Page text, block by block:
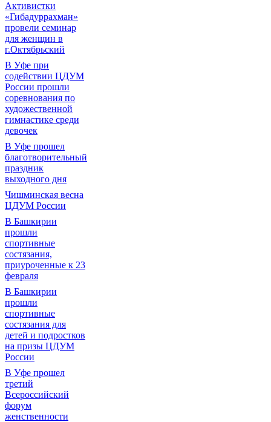
Активистки
«Гибадуррахман»
провели семинар
для женщин в
г.Октябрьский
В Уфе при
содействии ЦДУМ
России прошли
соревнования по
художественной
гимнастике среди
девочек
В Уфе прошел
благотворительный
праздник
выходного дня
Чишминская весна
ЦДУМ России
В Башкирии
прошли
спортивные
состязания,
приуроченные к 23
февраля
В Башкирии
прошли
спортивные
состязания для
детей и подростков
на призы ЦДУМ
России
В Уфе прошел
третий
Всероссийский
форум
женственности